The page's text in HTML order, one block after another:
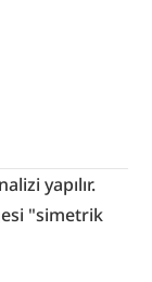
yapılır.
"simetrik